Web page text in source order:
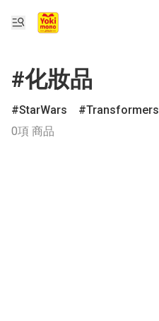
#化妝品
StarWars Transformers
0項 商品